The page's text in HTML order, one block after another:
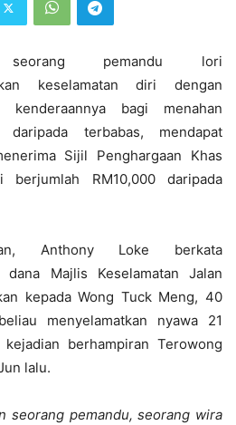
seorang pemandu lori
keselamatan diri dengan
kenderaannya bagi menahan
daripada terbabas, mendapat
Sijil Penghargaan Khas
RM10,000 daripada
Anthony Loke berkata
dana Majlis Keselamatan Jalan
kepada Wong Tuck Meng, 40
menyelamatkan nyawa 21
berhampiran Terowong
lalu.
seorang pemandu, seorang wira